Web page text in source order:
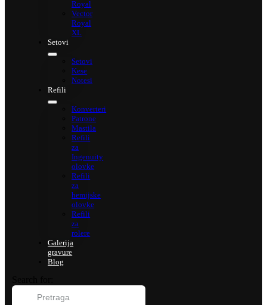
Royal
Vector
Royal
XL
Setovi
Setovi
Kese
Notesi
Refili
Konverteri
Patrone
Mastila
Refili
za
Ingenuity
olovke
Refili
za
hemijske
olovke
Refili
za
rolere
Galerija
gravure
Blog